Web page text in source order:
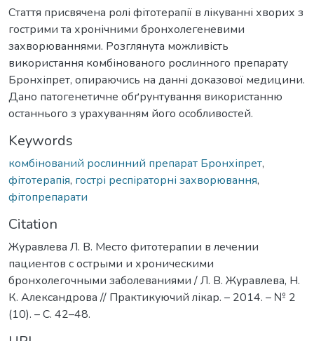
Стаття присвячена ролі фітотерапії в лікуванні хворих з
гострими та хронічними бронхолегеневими
захворюваннями. Розглянута можливість
використання комбінованого рослинного препарату
Бронхіпрет, опираючись на данні доказової медицини.
Дано патогенетичне обґрунтування використанню
останнього з урахуванням його особливостей.
Keywords
комбінований рослинний препарат Бронхіпрет,
фітотерапія, гострі респіраторні захворювання,
фітопрепарати
Citation
Журавлева Л. В. Место фитотерапии в лечении
пациентов с острыми и хроническими
бронхолегочными заболеваниями / Л. В. Журавлева, Н.
К. Александрова // Практикуючий лікар. – 2014. – № 2
(10). – С. 42–48.